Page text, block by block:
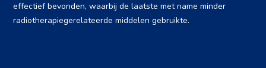
effectief bevonden, waarbij de laatste met name minder
radiotherapiegerelateerde middelen gebruikte.